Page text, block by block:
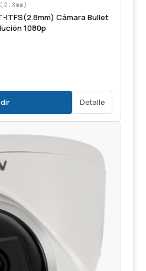
ITFS(2.8mm) Cámara Bullet
1080p
Detalle